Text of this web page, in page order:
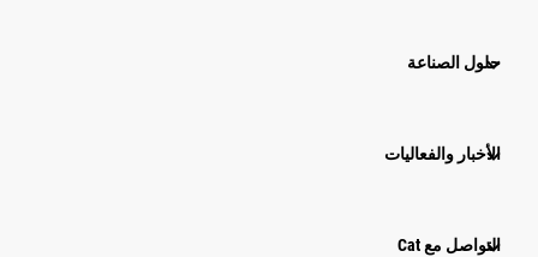
حلول الصناعة
الأخبار والفعاليات
التواصل مع Cat